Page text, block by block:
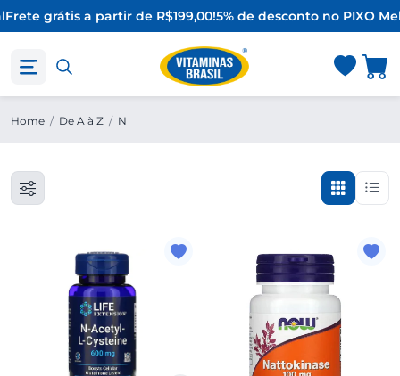
Frete grátis a partir de R$199,00!5% de desconto no PIXO
Home / De A à Z / N